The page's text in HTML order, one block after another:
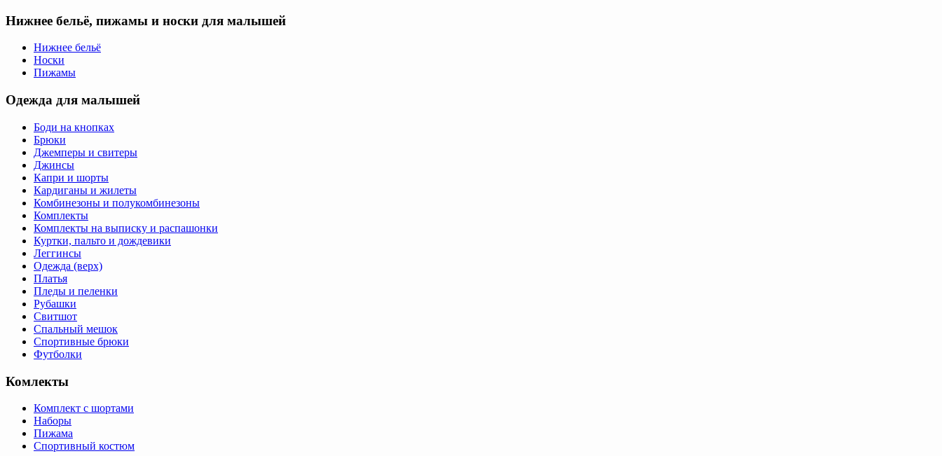
Нижнее бельё, пижамы и носки для малышей
Нижнее бельё
Носки
Пижамы
Одежда для малышей
Боди на кнопках
Брюки
Джемперы и свитеры
Джинсы
Капри и шорты
Кардиганы и жилеты
Комбинезоны и полукомбинезоны
Комплекты
Комплекты на выписку и распашонки
Куртки, пальто и дождевики
Леггинсы
Одежда (верх)
Платья
Пледы и пеленки
Рубашки
Свитшот
Спальный мешок
Спортивные брюки
Футболки
Комлекты
Комплект с шортами
Наборы
Пижама
Спортивный костюм